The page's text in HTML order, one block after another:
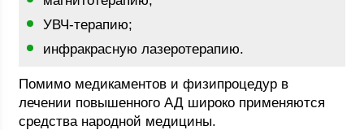
УВЧ-терапию;
инфракрасную лазеротерапию.
Помимо медикаментов и физипроцедур в
лечении повышенного АД широко применяются
средства народной медицины.